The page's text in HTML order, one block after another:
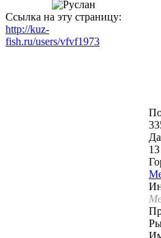
Ссылка на эту страницу:
http://kuz-
fish.ru/users/vfvf1973